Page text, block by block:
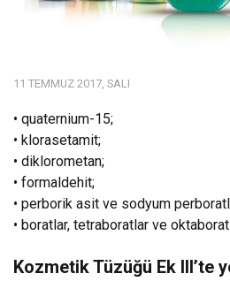
11 TEMMUZ 2017, SALI
• quaternium-15;
• klorasetamit;
• diklorometan;
• formaldehit;
• perborik asit ve sodyum
• boratlar, tetraboratlar ve
Kozmetik Tüzüğü Ek III’te